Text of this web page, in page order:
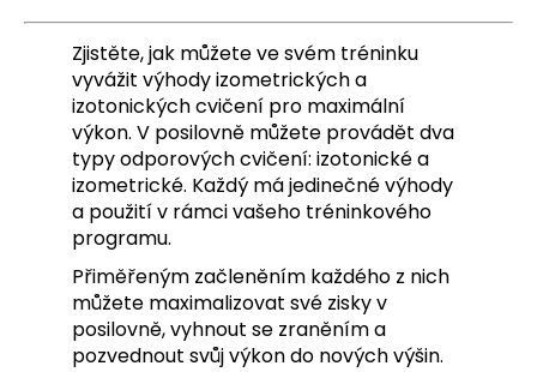
Zjistěte, jak můžete ve svém tréninku
vyvážit výhody izometrických a
izotonických cvičení pro maximální
výkon. V posilovně můžete provádět dva
typy odporových cvičení: izotonické a
izometrické. Každý má jedinečné výhody
a použití v rámci vašeho tréninkového
programu.
Přiměřeným začleněním každého z nich
můžete maximalizovat své zisky v
posilovně, vyhnout se zraněním a
pozvednout svůj výkon do nových výšin.